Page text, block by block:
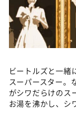
ビートルズと一緒
スーパースター。
がシワだらけのス
お湯を沸かし、シ